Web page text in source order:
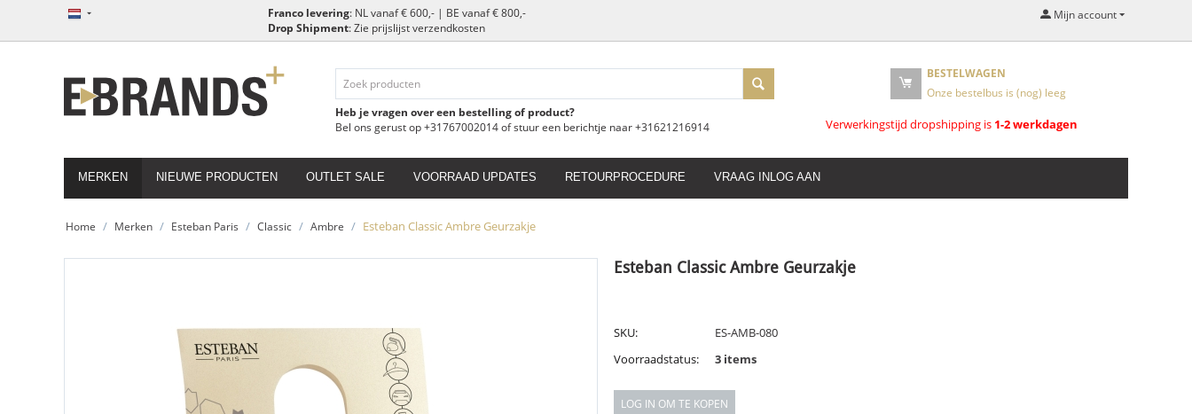
Franco levering: NL vanaf € 600,- | BE vanaf € 800,-
Drop Shipment: Zie prijslijst verzendkosten
Mijn account
Heb je vragen over een bestelling of product?
Bel ons gerust op +31767002014 of stuur een berichtje naar +31621216914
BESTELWAGEN
Onze bestelbus is (nog) leeg
Verwerkingstijd dropshipping is 1-2 werkdagen
MERKEN NIEUWE PRODUCTEN OUTLET SALE VOORRAAD UPDATES RETOURPROCEDURE VRAAG INLOG AAN
Home / Merken / Esteban Paris / Classic / Ambre / Esteban Classic Ambre Geurzakje
Esteban Classic Ambre Geurzakje
SKU:
ES-AMB-080
Voorraadstatus:
3 items
LOG IN OM TE KOPEN